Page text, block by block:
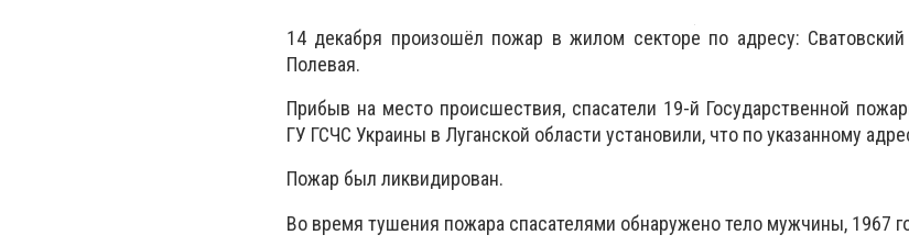
14 декабря произошёл пожар в жилом секторе по адресу:
Полевая.
Прибыв на место происшествия, спасатели 19-й Государственной
ГУ ГСЧС Украины в Луганской области установили, что по указанному
Пожар был ликвидирован.
Во время тушения пожара спасателями обнаружено тело мужчины, 1967